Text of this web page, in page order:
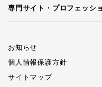
専門サイト・プロフェッシ
お知らせ
個人情報保護方針
サイトマップ